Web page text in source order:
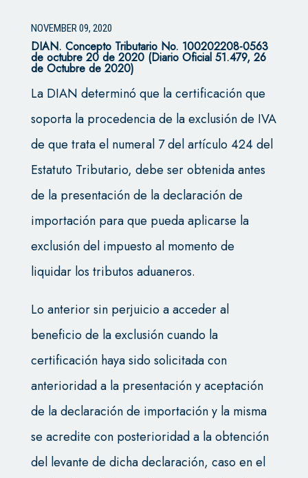
NOVEMBER 09, 2020
DIAN. Concepto Tributario No. 100202208-0563
de octubre 20 de 2020 (Diario Oficial 51.479, 26
de Octubre de 2020)
La DIAN determinó que la certificación que
soporta la procedencia de la exclusión de IVA
de que trata el numeral 7 del artículo 424 del
Estatuto Tributario, debe ser obtenida antes
de la presentación de la declaración de
importación para que pueda aplicarse la
exclusión del impuesto al momento de
liquidar los tributos aduaneros.
Lo anterior sin perjuicio a acceder al
beneficio de la exclusión cuando la
certificación haya sido solicitada con
anterioridad a la presentación y aceptación
de la declaración de importación y la misma
se acredite con posterioridad a la obtención
del levante de dicha declaración, caso en el